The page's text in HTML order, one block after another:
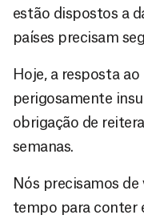
estão dispostos a
países precisam
Hoje, a resposta
perigosamente
obrigação de
semanas.
Nós precisamos de
tempo para conter